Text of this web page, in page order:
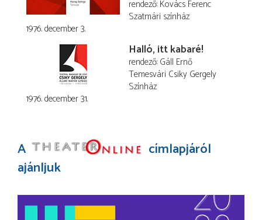
rendező Kovács Ferenc
Szatmári színház
1976. december 3.
Halló, itt kabaré!
rendező Gáll Ernő
Temesvári Csiky Gergely
Színház
1976. december 31.
A
címlapjáról
ajánljuk